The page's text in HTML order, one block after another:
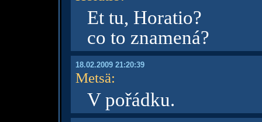
Et tu, Horatio?
co to znamená?
18.02.2009 21:20:39
Metsä:
V pořádku.